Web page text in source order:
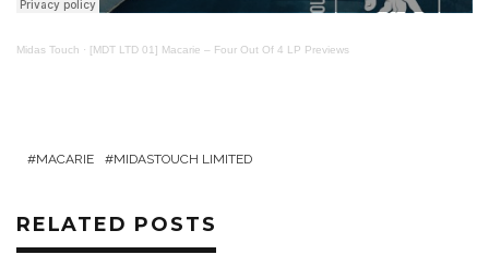
Midas Touch · [MDT LTD 01] Macarie – Four Out Of 4 LP Previews
MACARIE MIDASTOUCH LIMITED
RELATED POSTS